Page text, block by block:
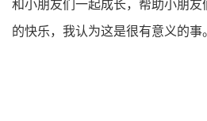
和小朋友们一起成长，帮助小朋友
的快乐，我认为这是很有意义的事